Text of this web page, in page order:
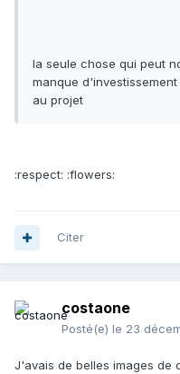
la seule chose qui peut
manque
au projet
:respect: :flowers:
Citer
costaone
Posté(e) le 23
J'avais de belles images de